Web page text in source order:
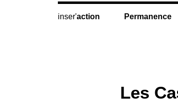
action Permanence
Les